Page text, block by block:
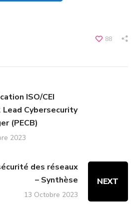
88
ISO/CEI
Lead Cybersecurity
(PECB)
2023
des réseaux
– Synthèse
13 Octobre 2023
NEXT